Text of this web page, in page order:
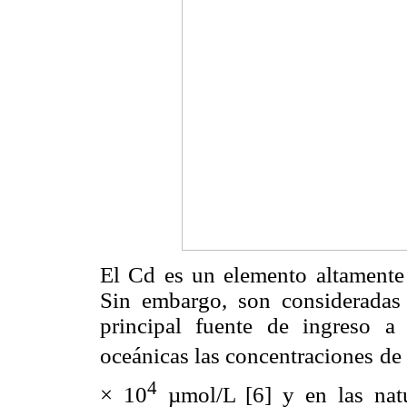
El Cd es un elemento
Sin embargo, son
principal fuente de ingreso a
oceánicas las concentraciones
× 104µmol/L [6] y en las